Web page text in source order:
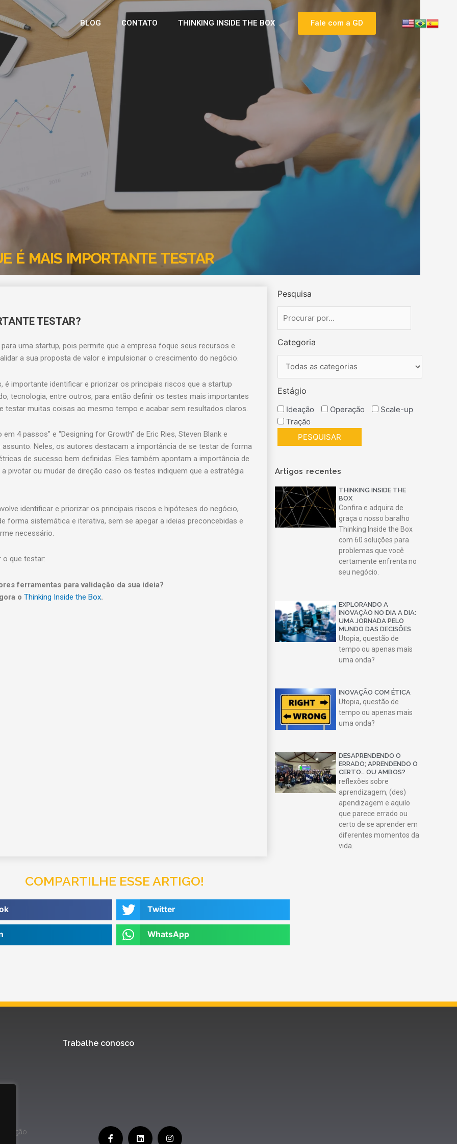
BLOG CONTATO THINKING INSIDE THE BOX Fale com a GD
É MAIS IMPORTANTE TESTAR
TESTAR?
uma startup, pois permite que a empresa foque seus recursos e
a sua proposta de valor e impulsionar o crescimento do negócio.
é importante identificar e priorizar os principais riscos que a startup
tecnologia, entre outros, para então definir os testes mais importantes
testar muitas coisas ao mesmo tempo e acabar sem resultados claros.
4 passos” e “Designing for Growth” de Eric Ries, Steven Blank e
Neles, os autores destacam a importância de se testar de forma
de sucesso bem definidas. Eles também apontam a importância de
pivotar ou mudar de direção caso os testes indiquem que a estratégia
identificar e priorizar os principais riscos e hipóteses do negócio,
forma sistemática e iterativa, sem se apegar a ideias preconcebidas e
necessário.
o que testar:
ferramentas para validação da sua ideia?
o Thinking Inside the Box.
Pesquisa
Categoria
Estágio
Ideação Operação
Scale-up
Tração
Artigos recentes
THINKING INSIDE THE
BOX
Confira e adquira de
graça o nosso baralho
Thinking Inside the Box
com 60 soluções para
problemas que você
certamente enfrenta no
seu negócio.
EXPLORANDO A
INOVAÇÃO NO DIA A DIA:
UMA JORNADA PELO
MUNDO DAS DECISÕES
Utopia, questão de
tempo ou apenas mais
uma onda?
INOVAÇÃO COM ÉTICA
Utopia, questão de
tempo ou apenas mais
uma onda?
DESAPRENDENDO O
ERRADO; APRENDENDO O
CERTO… OU AMBOS?
reflexões sobre
aprendizagem, (des)
apendizagem e aquilo
que parece errado ou
certo de se aprender em
diferentes momentos da
vida.
COMPARTILHE ESSE ARTIGO!
Twitter
WhatsApp
Trabalhe conosco